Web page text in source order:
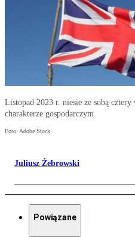
Listopad 2023 r. niesie ze sobą
charakterze gospodarczym.
Foto: Adobe Stock
Juliusz Żebrowski
Powiązane